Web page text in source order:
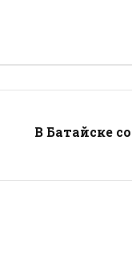
В Батайске